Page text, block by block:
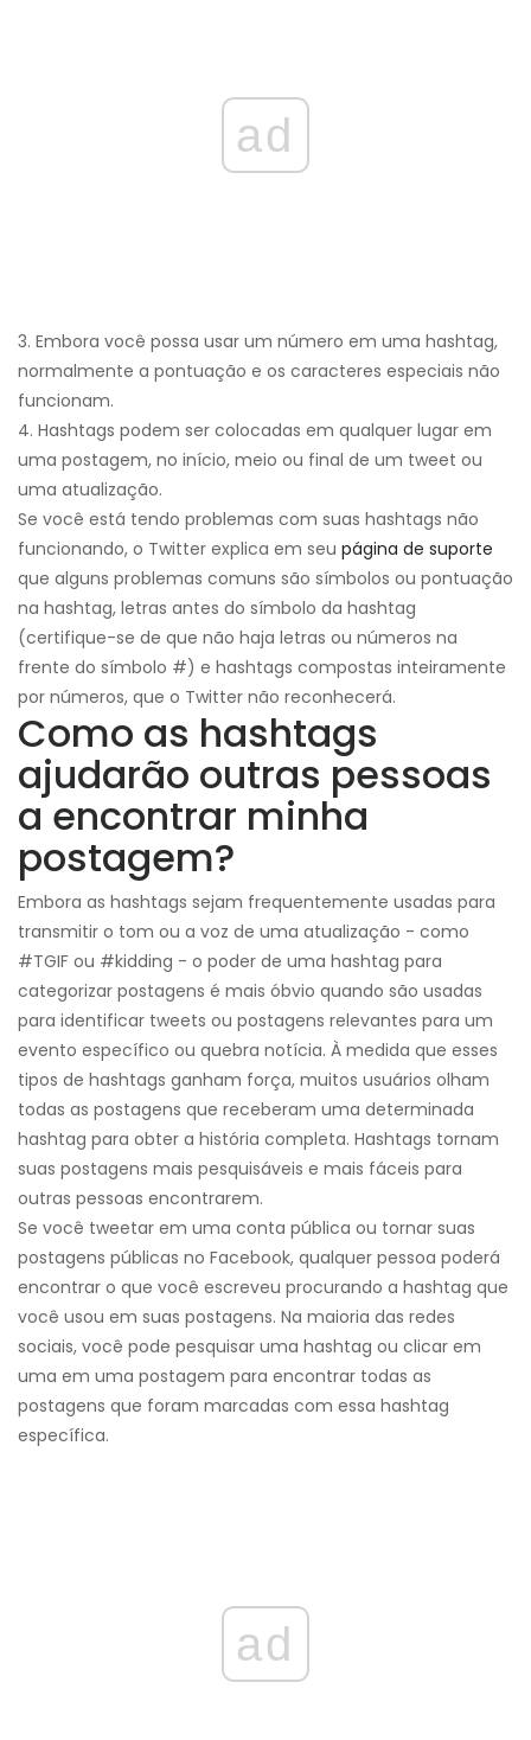
ad
3. Embora você possa usar um número em uma hashtag,
normalmente a pontuação e os caracteres especiais não
funcionam.
4. Hashtags podem ser colocadas em qualquer lugar em
uma postagem, no início, meio ou final de um tweet ou
uma atualização.
Se você está tendo problemas com suas hashtags não
funcionando, o Twitter explica em seu página de suporte
que alguns problemas comuns são símbolos ou pontuação
na hashtag, letras antes do símbolo da hashtag
(certifique-se de que não haja letras ou números na
frente do símbolo #) e hashtags compostas inteiramente
por números, que o Twitter não reconhecerá.
Como as hashtags
ajudarão outras pessoas
a encontrar minha
postagem?
Embora as hashtags sejam frequentemente usadas para
transmitir o tom ou a voz de uma atualização - como
#TGIF ou #kidding - o poder de uma hashtag para
categorizar postagens é mais óbvio quando são usadas
para identificar tweets ou postagens relevantes para um
evento específico ou quebra notícia. À medida que esses
tipos de hashtags ganham força, muitos usuários olham
todas as postagens que receberam uma determinada
hashtag para obter a história completa. Hashtags tornam
suas postagens mais pesquisáveis ​​e mais fáceis para
outras pessoas encontrarem.
Se você tweetar em uma conta pública ou tornar suas
postagens públicas no Facebook, qualquer pessoa poderá
encontrar o que você escreveu procurando a hashtag que
você usou em suas postagens. Na maioria das redes
sociais, você pode pesquisar uma hashtag ou clicar em
uma em uma postagem para encontrar todas as
postagens que foram marcadas com essa hashtag
específica.
ad